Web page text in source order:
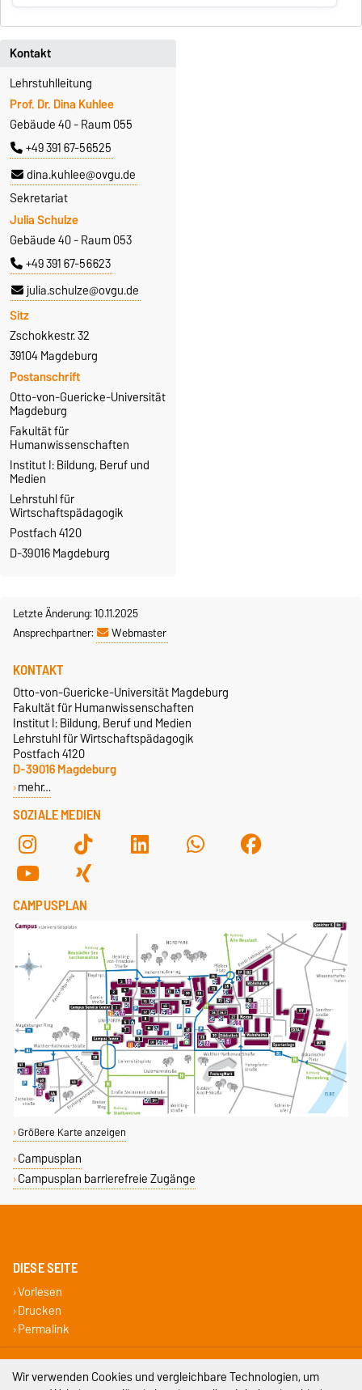
Kontakt
Lehrstuhlleitung
Prof. Dr. Dina Kuhlee
Gebäude 40 - Raum 055
+49 391 67-56525
dina.kuhlee@ovgu.de
Sekretariat
Julia Schulze
Gebäude 40 - Raum 053
+49 391 67-56623
julia.schulze@ovgu.de
Sitz
Zschokkestr. 32
39104 Magdeburg
Postanschrift
Otto-von-Guericke-Universität
Magdeburg
Fakultät für
Humanwissenschaften
Institut I: Bildung, Beruf und
Medien
Lehrstuhl für
Wirtschaftspädagogik
Postfach 4120
D-39016 Magdeburg
Letzte Änderung: 10.11.2025
Ansprechpartner:
Webmaster
SOZIALE MEDIEN
KONTAKT
Otto-von-Guericke-Universität Magdeburg
Fakultät für Humanwissenschaften
Institut I: Bildung, Beruf und Medien
Lehrstuhl für Wirtschaftspädagogik
Postfach 4120
D-39016 Magdeburg
mehr…
CAMPUSPLAN
Größere Karte anzeigen
Campusplan
Campusplan barrierefreie Zugänge
DIESE SEITE
Vorlesen
Drucken
Permalink
Impressum
Wir verwenden Cookies und vergleichbare Technologien, um